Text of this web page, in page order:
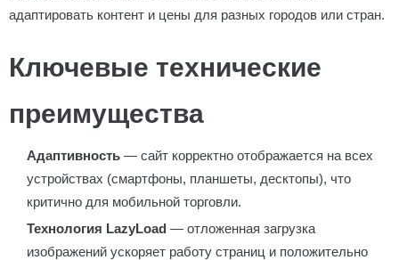
адаптировать контент и цены для разных городов или стран.
Ключевые технические
преимущества
Адаптивность — сайт корректно отображается на всех
устройствах (смартфоны, планшеты, десктопы), что
критично для мобильной торговли.
Технология LazyLoad — отложенная загрузка
изображений ускоряет работу страниц и положительно